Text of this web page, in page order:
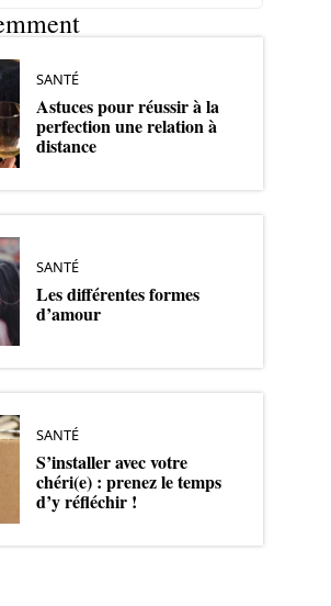
SANTÉ
Astuces pour réussir à la
perfection une relation à
distance
SANTÉ
Les différentes formes
d’amour
SANTÉ
S’installer avec votre
chéri(e) : prenez le temps
d’y réfléchir !